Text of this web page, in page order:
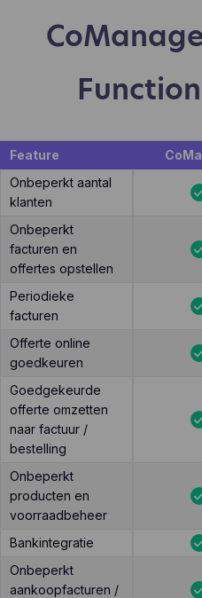
Feature
Onbeperkt aantal
klanten
Onbeperkt
facturen en
offertes opstellen
Periodieke
facturen
Offerte online
goedkeuren
Goedgekeurde
offerte omzetten
naar factuur /
bestelling
Onbeperkt
producten en
voorraadbeheer
Bankintegratie
Onbeperkt
aankoopfacturen /